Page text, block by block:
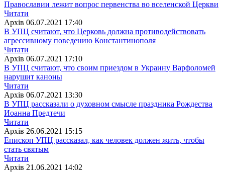
Православии лежит вопрос первенства во вселенской Церкви
Читати
Архiв 06.07.2021 17:40
В УПЦ считают, что Церковь должна противодействовать
агрессивному поведению Константинополя
Читати
Архiв 06.07.2021 17:10
В УПЦ считают, что своим приездом в Украину Варфоломей
нарушит каноны
Читати
Архiв 06.07.2021 13:30
В УПЦ рассказали о духовном смысле праздника Рождества
Иоанна Предтечи
Читати
Архiв 26.06.2021 15:15
Епископ УПЦ рассказал, как человек должен жить, чтобы
стать святым
Читати
Архiв 21.06.2021 14:02